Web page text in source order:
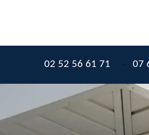
02 52 56 61 71 - 07